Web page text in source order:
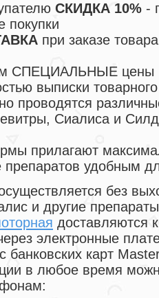
СКИДКА 10% -
покупки
при заказе
СПЕЦИАЛЬНЫЕ цены
выписки
проводятся
Сиалиса и
прилагают
препаратов удобным
без
и другие
доставляются
электронные
банковских карт
в любое время